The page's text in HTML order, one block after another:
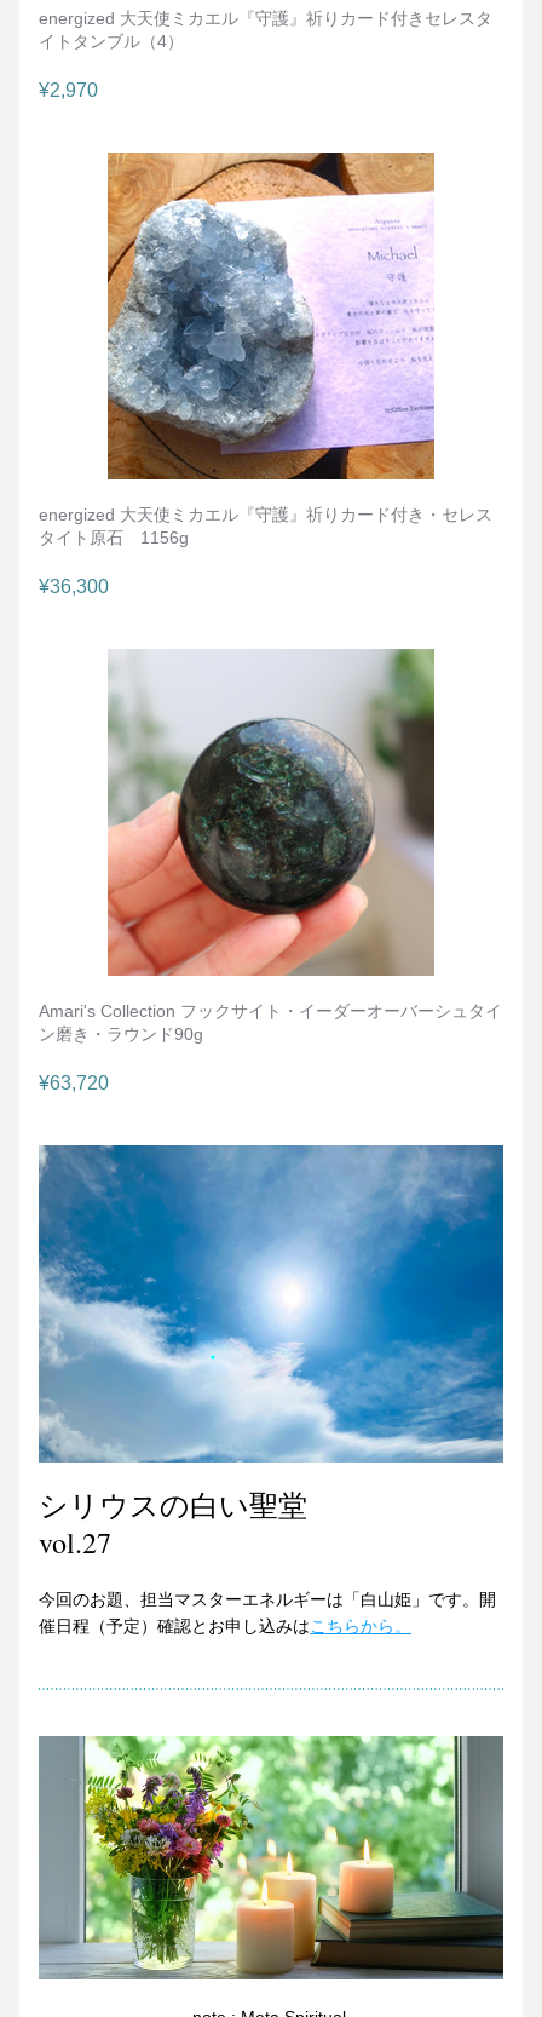
energized 大天使ミカエル『守護』祈りカード付きセレスタ
イトタンブル（4）
¥2,970
energized 大天使ミカエル『守護』祈りカード付き・セレス
タイト原石　1156g
¥36,300
Amari's Collection フックサイト・イーダーオーバーシュタイ
ン磨き・ラウンド90g
¥63,720
シリウスの白い聖堂
vol.27
今回のお題、担当マスターエネルギーは「白山姫」です。開
催日程（予定）確認とお申し込みはこちらから。